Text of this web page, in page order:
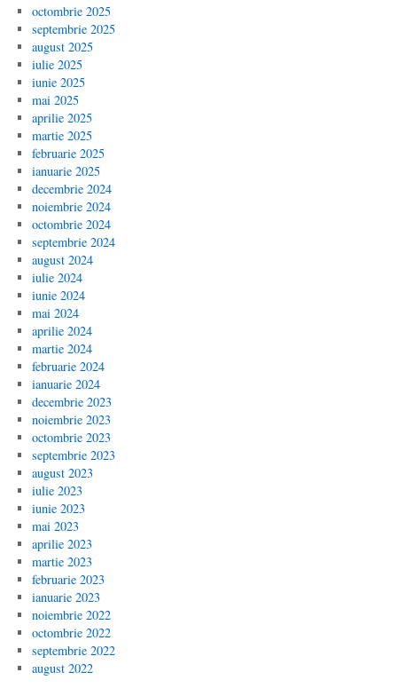
octombrie 2025
septembrie 2025
august 2025
iulie 2025
iunie 2025
mai 2025
aprilie 2025
martie 2025
februarie 2025
ianuarie 2025
decembrie 2024
noiembrie 2024
octombrie 2024
septembrie 2024
august 2024
iulie 2024
iunie 2024
mai 2024
aprilie 2024
martie 2024
februarie 2024
ianuarie 2024
decembrie 2023
noiembrie 2023
octombrie 2023
septembrie 2023
august 2023
iulie 2023
iunie 2023
mai 2023
aprilie 2023
martie 2023
februarie 2023
ianuarie 2023
noiembrie 2022
octombrie 2022
septembrie 2022
august 2022